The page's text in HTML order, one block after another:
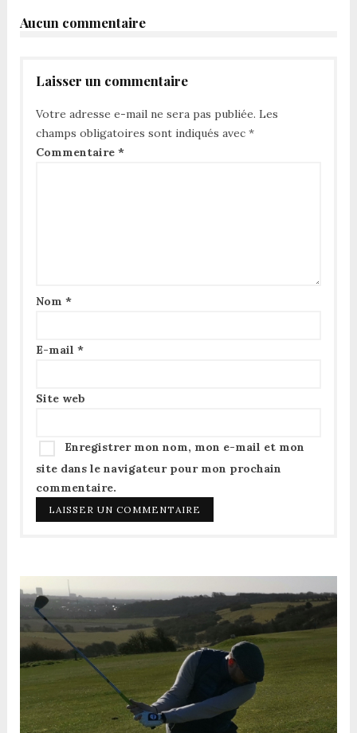
Aucun commentaire
Laisser un commentaire
Votre adresse e-mail ne sera pas publiée. Les
champs obligatoires sont indiqués avec *
Commentaire *
Nom *
E-mail *
Site web
Enregistrer mon nom, mon e-mail et mon
site dans le navigateur pour mon prochain
commentaire.